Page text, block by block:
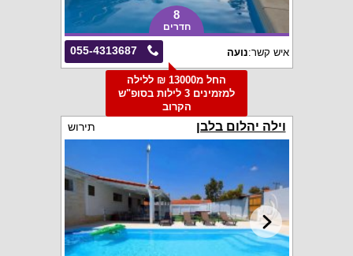
8
חדרים
055-4313687 איש קשר:נועה
החל מ13000 ₪ ללילה
למזמינים 3 לילות בסופ"ש
הקרוב
וילה יהלום בלבן תירוש